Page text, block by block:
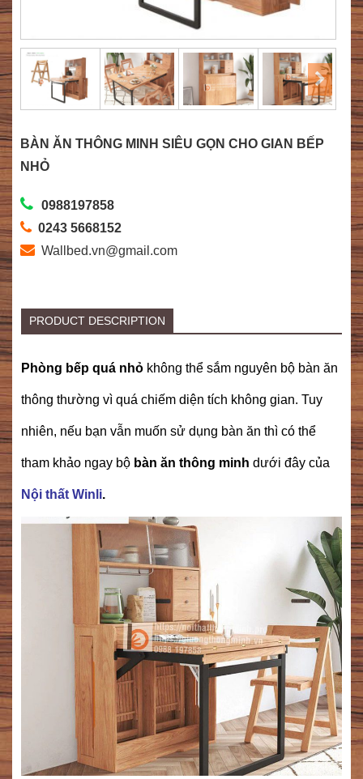
BÀN ĂN THÔNG MINH SIÊU GỌN CHO GIAN BẾP
NHỎ
0988197858
0243 5668152
Wallbed.vn@gmail.com
PRODUCT DESCRIPTION
Phòng bếp quá nhỏ không thể sắm nguyên bộ bàn ăn
thông thường vì quá chiếm diện tích không gian. Tuy
nhiên, nếu bạn vẫn muốn sử dụng bàn ăn thì có thể
tham khảo ngay bộ bàn ăn thông minh dưới đây của
Nội thất Winli.